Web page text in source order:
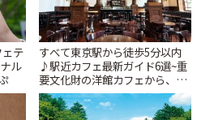
ェテ
ル
すべて東京駅から徒歩5分以内
♪駅近カフェ最新ガイド6選~重
要文化財の洋館カフェから、改
札すぐのレトロ喫茶まで~ | こと
りっぷ